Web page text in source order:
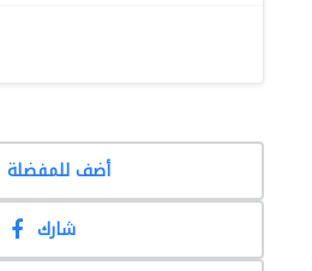
أضف للمفضلة
شارك